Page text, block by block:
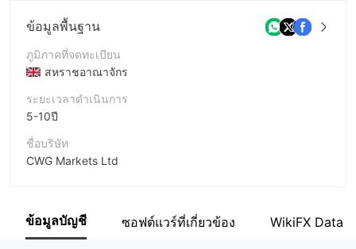
ข้อมูลพื้นฐาน
ภูมิภาคที่จดทะเบียน
สหราชอาณาจักร
ระยะเวลาดำเนินการ
5-10ปี
ชื่อบริษัท
CWG Markets Ltd
พนักงานบริษัท
ข้อมูลบัญชี ซอฟต์แวร์ที่เกี่ยวข้อง WikiFX Data